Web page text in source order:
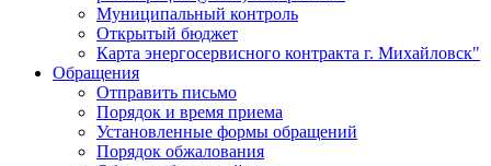
Муниципальный контроль
Открытый бюджет
Карта энергосервисного контракта г. Михайловск"
Обращения
Отправить письмо
Порядок и время приема
Установленные формы обращений
Порядок обжалования